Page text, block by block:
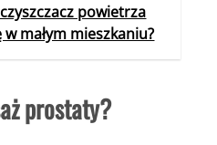
powietrza
małym mieszkaniu?
prostaty?